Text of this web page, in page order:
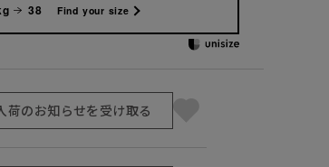
38 Find your size
荷のお知らせを受け取る